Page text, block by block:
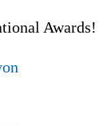
Awards!